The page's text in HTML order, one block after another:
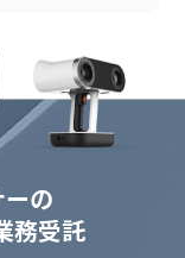
の
務受託